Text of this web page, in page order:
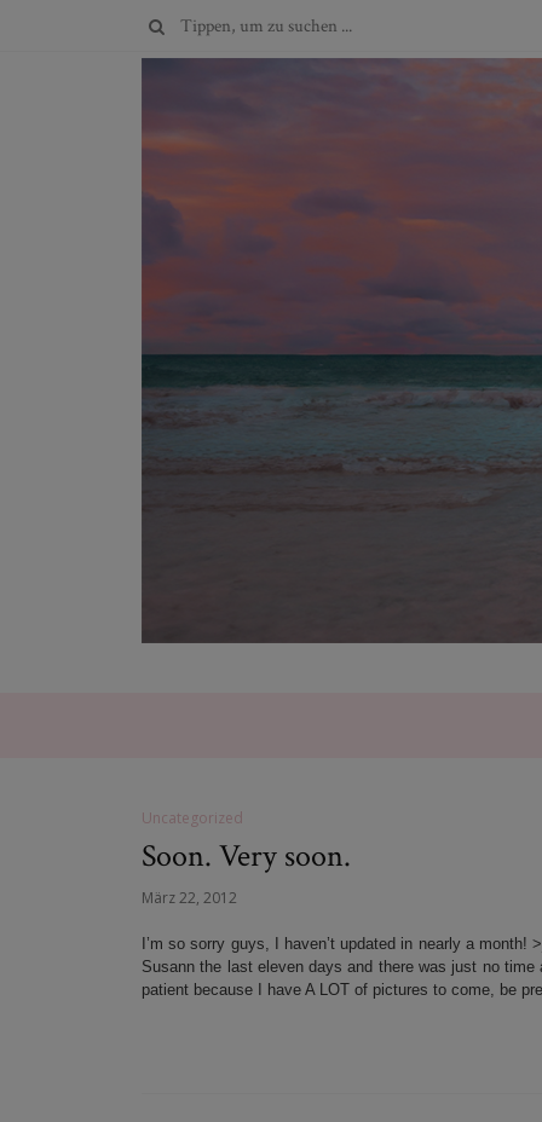
Uncategorized
Soon. Very soon.
März 22, 2012
I’m so sorry guys, I haven’t updated in nearly a
Susann the last eleven days and there was just no
patient because I have A LOT of pictures to come, be